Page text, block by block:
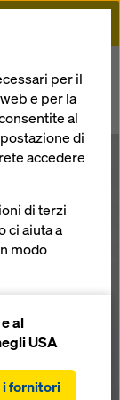
Doka Framax
di
per il
e per la
al
di
accedere
di terzi
ci aiuta a
modo
problemi
al
USA
i fornitori